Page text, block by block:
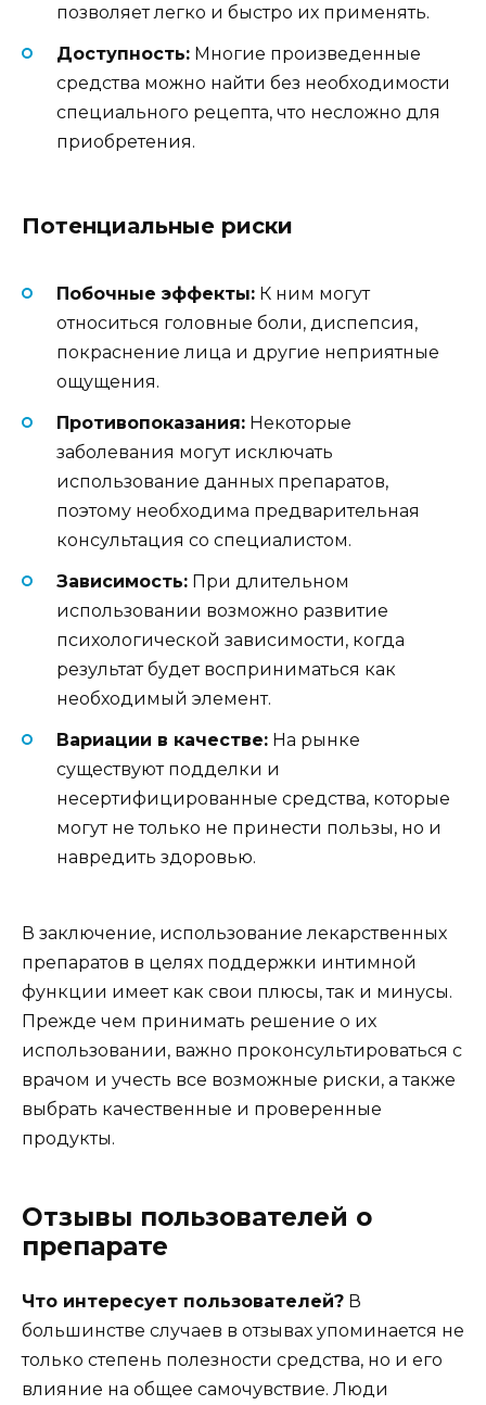
позволяет легко и быстро их применять.
Доступность: Многие произведенные
средства можно найти без необходимости
специального рецепта, что несложно для
приобретения.
Потенциальные риски
Побочные эффекты: К ним могут
относиться головные боли, диспепсия,
покраснение лица и другие неприятные
ощущения.
Противопоказания: Некоторые
заболевания могут исключать
использование данных препаратов,
поэтому необходима предварительная
консультация со специалистом.
Зависимость: При длительном
использовании возможно развитие
психологической зависимости, когда
результат будет восприниматься как
необходимый элемент.
Вариации в качестве: На рынке
существуют подделки и
несертифицированные средства, которые
могут не только не принести пользы, но и
навредить здоровью.
В заключение, использование лекарственных
препаратов в целях поддержки интимной
функции имеет как свои плюсы, так и минусы.
Прежде чем принимать решение о их
использовании, важно проконсультироваться с
врачом и учесть все возможные риски, а также
выбрать качественные и проверенные
продукты.
Отзывы пользователей о
препарате
Что интересует пользователей? В
большинстве случаев в отзывах упоминается не
только степень полезности средства, но и его
влияние на общее самочувствие. Люди